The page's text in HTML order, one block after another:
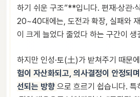
하기 쉬운 구조”**입니다. 편재·상관·
20~40대에는, 도전과 확장, 실패와
이 크게 늘었다 줄었다 하는 구간이 생
하지만 인성·토(土)가 받쳐주기 때문
험이 자산화되고, 의사결정이 안정되
선되는 방향 으로 흐르기 쉽습니다. 특